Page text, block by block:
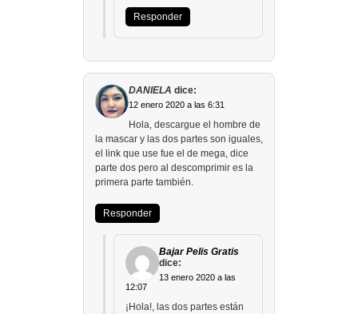
Responder
DANIELA dice:
12 enero 2020 a las 6:31
Hola, descargue el hombre de
la mascar y las dos partes son iguales,
el link que use fue el de mega, dice
parte dos pero al descomprimir es la
primera parte también.
Responder
Bajar Pelis Gratis
dice:
13 enero 2020 a las
12:07
¡Hola!, las dos partes están